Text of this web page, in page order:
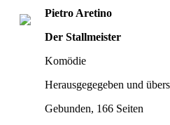
Pietro Aretino
Der Stallmeister
Komödie
Herausgegegeben und
Gebunden, 166 Seiten